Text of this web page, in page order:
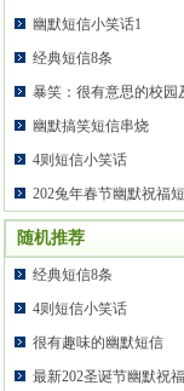
幽默短信小笑话1
经典短信8条
暴笑：很有意思的校园
幽默搞笑短信串烧
4则短信小笑话
202兔年春节幽默祝福
随机推荐
经典短信8条
4则短信小笑话
很有趣味的幽默短信
最新202圣诞节幽默祝